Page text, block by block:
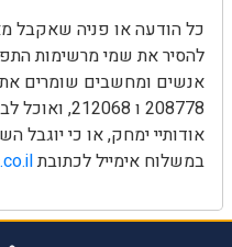
כל הודעה או פניה שאקבל
להסיר את שמי מרשימות
אנשים ומחשבים שומרים את
208778 ו
אודותיי ימחק, או כי יוגבל
במשלוח אימייל לכתובת